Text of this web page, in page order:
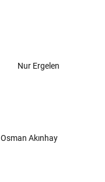
Nur Ergelen
Osman Akınhay